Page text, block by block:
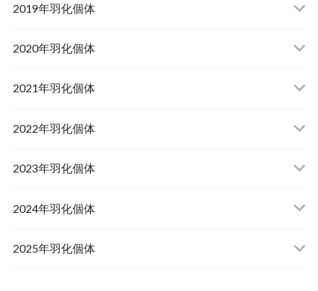
佐賀県神埼郡産オオクワガタ
2019年羽化個体
山梨県韮崎市産オオクワガタ
山梨県韮崎市韮崎町産オオクワガタ
佐賀県神埼郡神埼町産オオクワガタ
2020年羽化個体
山梨県韮崎市穂坂町産
山梨県甲斐市産
山形県西置賜郡小國町産
新潟県十日町市産
2021年羽化個体
山梨県韮崎市穂坂町産
兵庫県川辺郡猪名川町産
山梨県甲斐市産
佐賀県神埼郡神埼町
2022年羽化個体
青森県十和田市産
宮城県栗原市産
茨城県小美玉市産
2023年羽化個体
岩手県奥州市産
山形県西置賜郡小國町産
2024年羽化個体
青森県十和田市産
2025年羽化個体